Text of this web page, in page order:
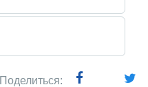
Поделиться: